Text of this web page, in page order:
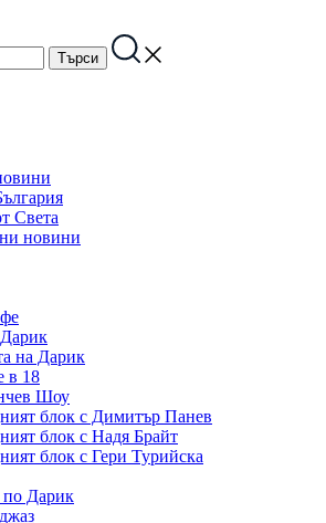
Света
новини
на Дарик
в 18
Шоу
блок с Димитър Панев
блок с Надя Брайт
блок с Гери Турийска
по Дарик